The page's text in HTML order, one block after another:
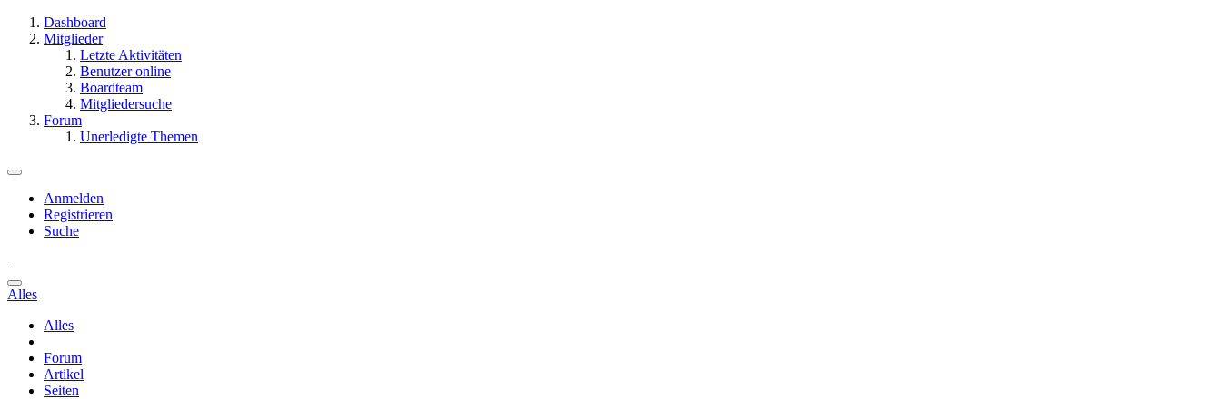
Dashboard
Mitglieder
Letzte Aktivitäten
Benutzer online
Boardteam
Mitgliedersuche
Forum
Unerledigte Themen
Anmelden
Registrieren
Suche
Alles
Alles
Forum
Artikel
Seiten